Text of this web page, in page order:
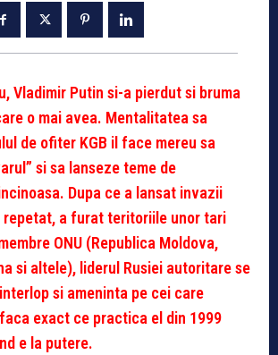
Vladimir Putin si-a pierdut si bruma
o mai avea. Mentalitatea sa
de ofiter KGB il face mereu sa
si sa lanseze teme de
Dupa ce a lansat invazii
repetat, a furat teritoriile unor tari
ONU (Republica Moldova,
si altele), liderul Rusiei autoritare se
si ameninta pe cei care
exact ce practica el din 1999
e la putere.